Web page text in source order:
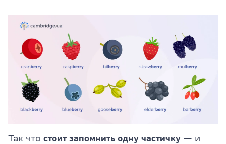
Так что стоит запомнить одну частичку — и